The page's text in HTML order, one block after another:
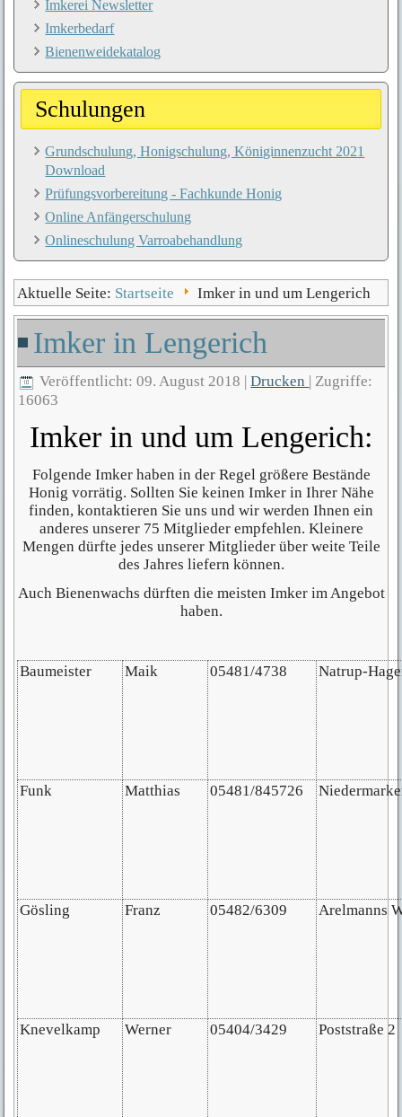
Imkerei Newsletter
Imkerbedarf
Bienenweidekatalog
Schulungen
Grundschulung, Honigschulung, Königinnenzucht 2021
Download
Prüfungsvorbereitung - Fachkunde Honig
Online Anfängerschulung
Onlineschulung Varroabehandlung
Aktuelle Seite: Startseite Imker in und um Lengerich
Imker in Lengerich
Veröffentlicht: 09. August 2018 |Drucken
Zugriffe:
16063
Imker in und um Lengerich:
Folgende Imker haben in der Regel größere Bestände
Honig vorrätig. Sollten Sie keinen Imker in Ihrer Nähe
finden, kontaktieren Sie uns und wir werden Ihnen ein
anderes unserer 75 Mitglieder empfehlen. Kleinere
Mengen dürfte jedes unserer Mitglieder über weite Teile
des Jahres liefern können.
Auch Bienenwachs dürften die meisten Imker im Angebot
haben.
Baumeister Maik 05481/4738 Natrup-
Funk Matthias 05481/845726
Gösling Franz 05482/6309 Arelmanns
Knevelkamp Werner 05404/3429 Poststraße 2